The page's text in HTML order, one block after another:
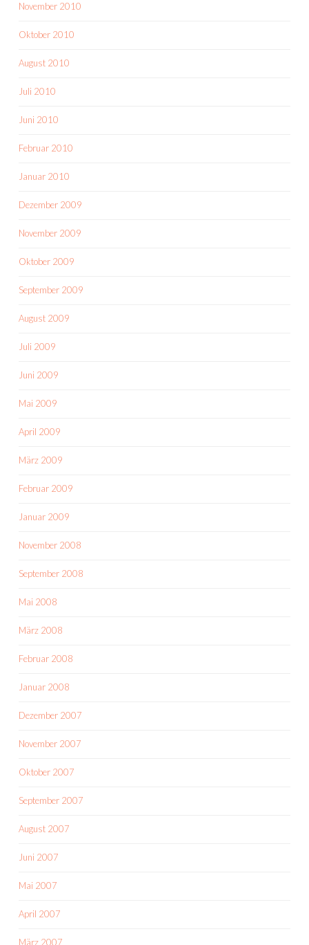
November 2010
Oktober 2010
August 2010
Juli 2010
Juni 2010
Februar 2010
Januar 2010
Dezember 2009
November 2009
Oktober 2009
September 2009
August 2009
Juli 2009
Juni 2009
Mai 2009
April 2009
März 2009
Februar 2009
Januar 2009
November 2008
September 2008
Mai 2008
März 2008
Februar 2008
Januar 2008
Dezember 2007
November 2007
Oktober 2007
September 2007
August 2007
Juni 2007
Mai 2007
April 2007
März 2007